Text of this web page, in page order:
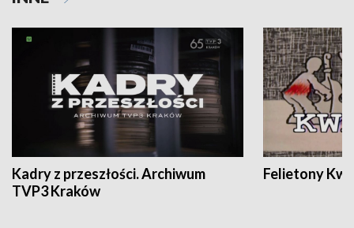
Kadry z przeszłości. Archiwum
TVP3 Kraków
Felietony